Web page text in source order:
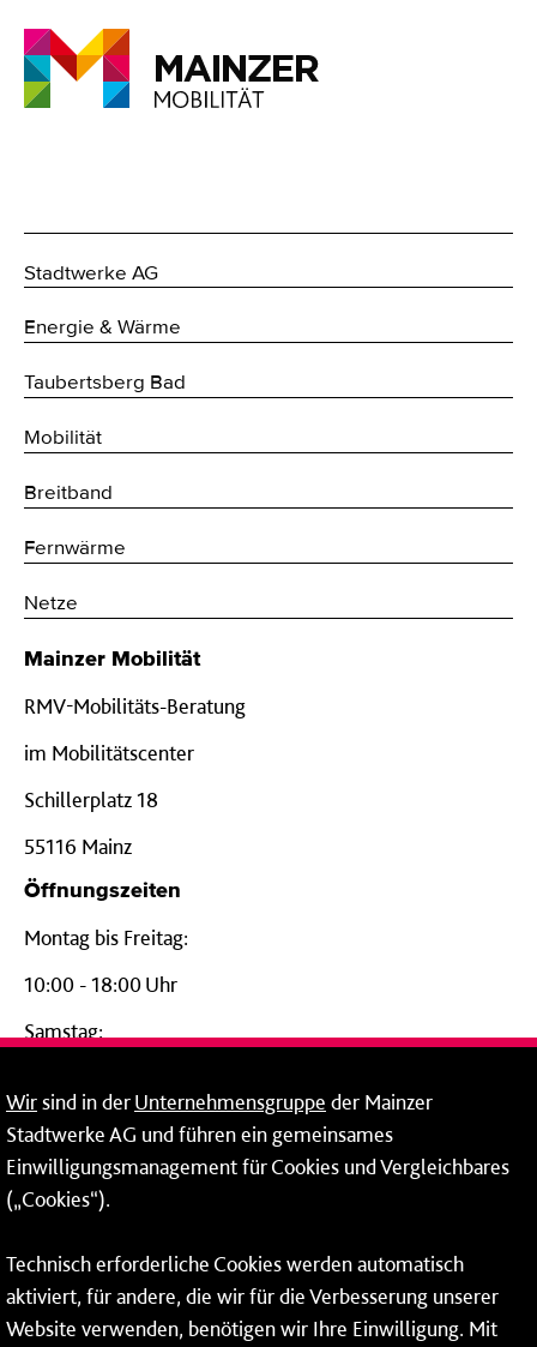
Stadtwerke AG
Energie & Wärme
Taubertsberg Bad
Mobilität
Breitband
Fernwärme
Netze
Mainzer Mobilität
RMV-Mobilitäts-Beratung
im Mobilitätscenter
Schillerplatz 18
55116 Mainz
Öffnungszeiten
Montag bis Freitag:
10:00 - 18:00 Uhr
Samstag:
24-Stunden-Telefon*
06131 – 12 77 77
Fax: 06131 – 12 66 66
* Montags bis freitags bis 7 und ab 18 Uhr sowie an
Wochenenden und Feiertagen ganztags werden Ihre
Wirsind in derUnternehmensgruppe der Mainzer
Stadtwerke AG und führen ein gemeinsames
Einwilligungsmanagement für Cookies und Vergleichbares
(„Cookies“).
Technisch erforderliche Cookies werden automatisch
aktiviert, für andere, die wir für die Verbesserung unserer
Website verwenden, benötigen wir Ihre Einwilligung. Mit